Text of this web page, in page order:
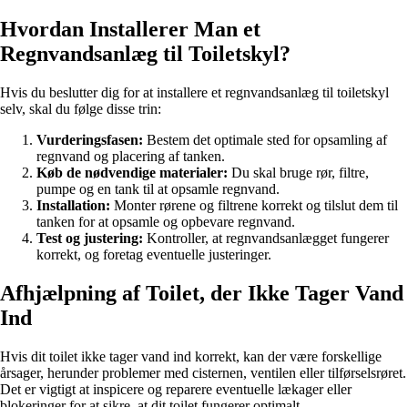
Hvordan Installerer Man et
Regnvandsanlæg til Toiletskyl?
Hvis du beslutter dig for at installere et regnvandsanlæg til toiletskyl
selv, skal du følge disse trin:
Vurderingsfasen: Bestem det optimale sted for opsamling af
regnvand og placering af tanken.
Køb de nødvendige materialer: Du skal bruge rør, filtre,
pumpe og en tank til at opsamle regnvand.
Installation: Monter rørene og filtrene korrekt og tilslut dem til
tanken for at opsamle og opbevare regnvand.
Test og justering: Kontroller, at regnvandsanlægget fungerer
korrekt, og foretag eventuelle justeringer.
Afhjælpning af Toilet, der Ikke Tager Vand
Ind
Hvis dit toilet ikke tager vand ind korrekt, kan der være forskellige
årsager, herunder problemer med cisternen, ventilen eller tilførselsrøret.
Det er vigtigt at inspicere og reparere eventuelle lækager eller